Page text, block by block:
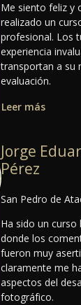
Me siento feliz y
realizado un
profesional. Los
experiencia
transportan a su
evaluación.
Leer más
Jorge
Pérez
San Pedro de
Ha sido un
donde los
fueron muy
claramente me
aspectos del
fotográfico.